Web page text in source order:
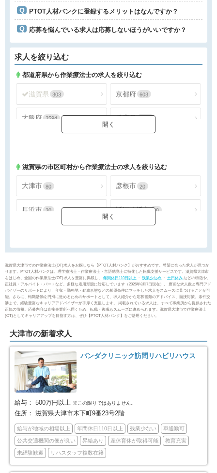
PTOT人材バンクに登録するメリットはなんですか？
応募を悩んでいる求人は応募しないほうがいいですか？
求人を絞り込む
都道府県から作業療法士の求人を絞り込む
滋賀県 303 京都府 603
大阪府 2594 兵庫県
滋賀県の市区町村から作業療法士の求人を絞り込む
大津市 80 彦根市 20
長浜市 20 近江八幡市 18
野洲市 10 湖南市 16
高島市 10 東近江市 31
米原市 1
滋賀県大津市での作業療法士(OT)求人をお探しなら【PTOT人材バンク】がおすすめです。希望に合った求人が見つか
ります。PTOT人材バンクは、理学療法士・作業療法士・言語聴覚士に特化した転職支援サービスです。滋賀県大津市
をはじめ、全国の作業療法士(OT)求人を豊富に掲載し、 年間休日110日以上 ・ 残業少なめ ・ 土日休み などの特徴や、
正社員・アルバイト・パートなど、多様な雇用形態に対応しています（2026年8月7日現在）。 豊富な求人数と専門アド
バイザーのサポートにより、年収・勤務地・勤務形態などの希望条件にマッチした求人をスムーズに見つけることが可
能。さらに、転職活動を円滑に進めるためのサポートとして、求人紹介から応募書類のアドバイス、面接対策、条件交
渉まで、経験豊富なキャリアアドバイザーが手厚く支援します。 掲載されている求人は、すべて事業所から提供された
正規の情報。応募内容は直接事業所へ届くため、転職・復職もスムーズに進められます。滋賀県大津市で作業療法士
(OT)としてキャリアアップを目指す方は、ぜひ【PTOT人材バンク】をご活用ください。
大津市の新着求人
パンダクリニック訪問リハビリハウス
給与： 500万円以上 ※この限りではありません。
住所： 滋賀県大津市木下町9番23号2階
給与が地域の相場以上 年間休日110日以上 残業少ない 車通勤可
公共交通機関の便が良い 昇給あり 産休育休が取得可能 教育充実
未経験歓迎 リハスタッフ複数在籍